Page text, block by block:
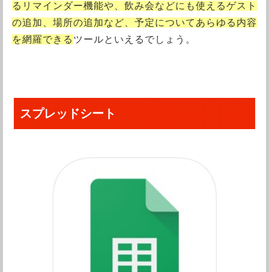
るリマインダー機能や、飲み会などにも使えるゲスト
の追加、場所の追加など、予定についてあらゆる内容
を網羅できる ツールといえるでしょう。
スプレッドシート